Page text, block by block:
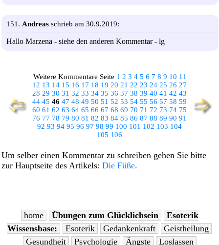
151. Andreas schrieb am 30.9.2019:
Hallo Marzena - siehe den anderen Kommentar - lg
Weitere Kommentare Seite 1 2 3 4 5 6 7 8 9 10 11
12 13 14 15 16 17 18 19 20 21 22 23 24 25 26 27
28 29 30 31 32 33 34 35 36 37 38 39 40 41 42 43
44 45 46 47 48 49 50 51 52 53 54 55 56 57 58 59
60 61 62 63 64 65 66 67 68 69 70 71 72 73 74 75
76 77 78 79 80 81 82 83 84 85 86 87 88 89 90 91
92 93 94 95 96 97 98 99 100 101 102 103 104
105 106
Um selber einen Kommentar zu schreiben gehen Sie bitte
zur Hauptseite des Artikels: Die Füße.
home Übungen zum Glücklichsein
Esoterik
Wissensbase:
Esoterik Gedankenkraft
Geistheilung
Gesundheit
Psychologie Ängste
Loslassen